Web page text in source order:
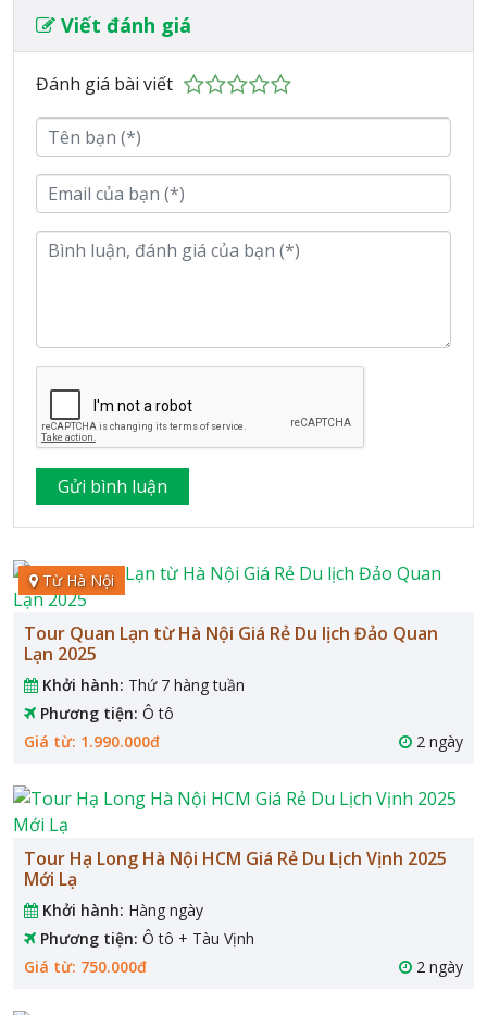
Viết đánh giá
Đánh giá bài viết
Từ Hà Nội
Tour Quan Lạn từ Hà Nội Giá Rẻ Du lịch Đảo Quan
Lạn 2025
Khởi hành: Thứ 7 hàng tuần
Phương tiện: Ô tô
Giá từ: 1.990.000đ
2 ngày
Tour Hạ Long Hà Nội HCM Giá Rẻ Du Lịch Vịnh 2025
Mới Lạ
Khởi hành: Hàng ngày
Phương tiện: Ô tô + Tàu Vịnh
Giá từ: 750.000đ
2 ngày